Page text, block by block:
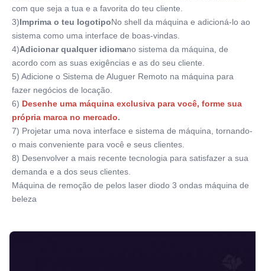
com que seja a tua e a favorita do teu cliente.
3)Imprima o teu logotipoNo shell da máquina e adicioná-lo ao
sistema como uma interface de boas-vindas.
4)Adicionar qualquer idiomano sistema da máquina, de
acordo com as suas exigências e as do seu cliente.
5) Adicione o Sistema de Aluguer Remoto na máquina para
fazer negócios de locação.
6) Desenhe uma máquina exclusiva para você, forme sua
própria marca no mercado.
7) Projetar uma nova interface e sistema de máquina, tornando-
o mais conveniente para você e seus clientes.
8) Desenvolver a mais recente tecnologia para satisfazer a sua
demanda e a dos seus clientes.
Máquina de remoção de pelos laser diodo 3 ondas máquina de
beleza